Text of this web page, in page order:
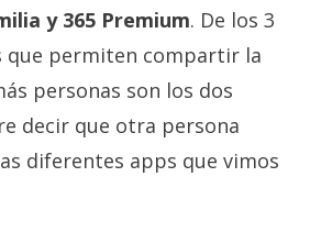
y 365 Premium. De los 3
que permiten compartir la
personas son los dos
decir que otra persona
diferentes apps que vimos